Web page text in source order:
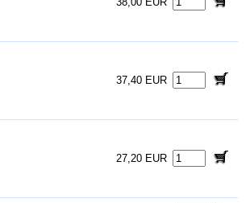
37,40 EUR
27,20 EUR